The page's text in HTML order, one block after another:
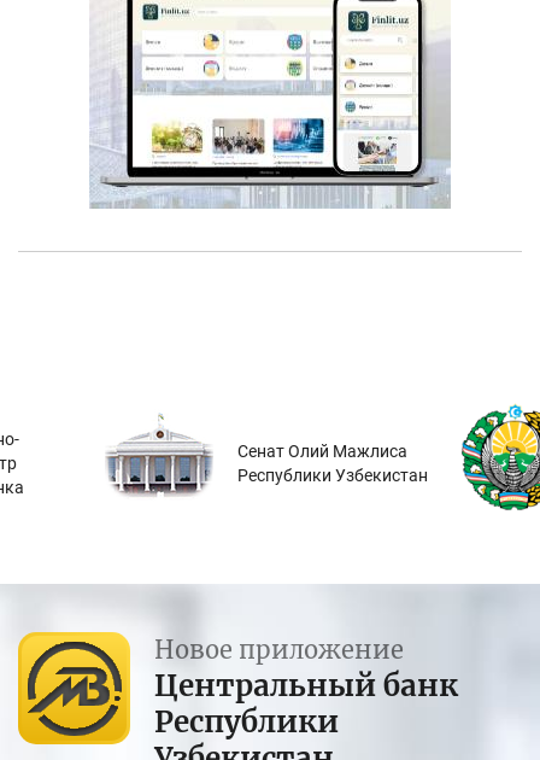
Сенат Олий Мажлиса
Республики Узбекистан
Новое приложение
Центральный банк
Республики